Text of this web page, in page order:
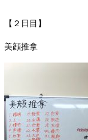
【２日目】
美顔推拿